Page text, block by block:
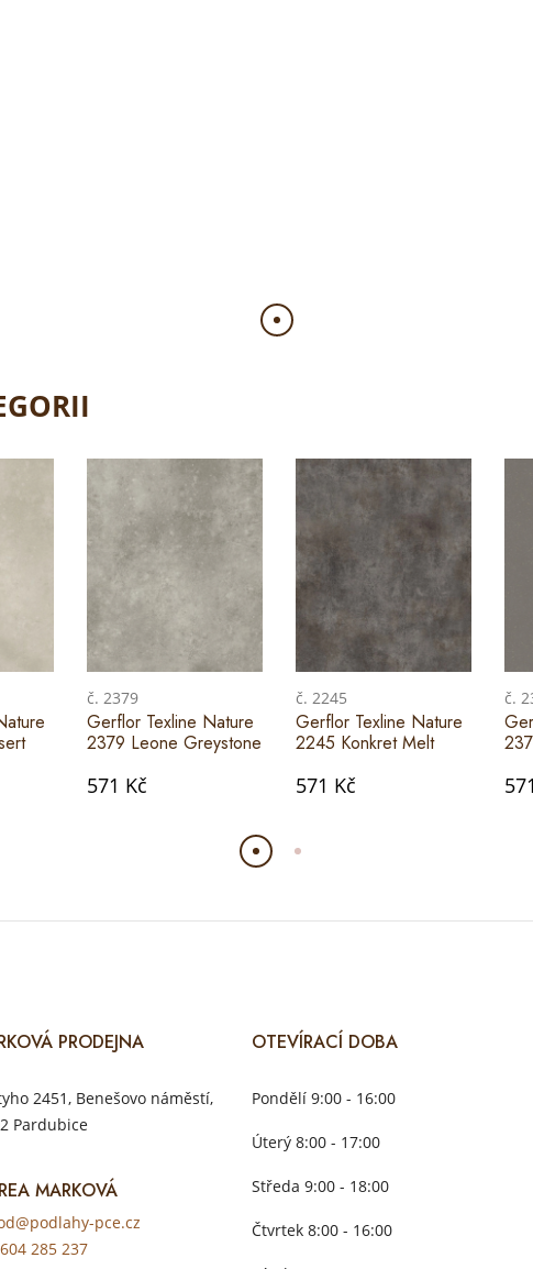
č. 2379
Gerflor Texline Nature
2379 Leone Greystone
571 Kč
č. 2245
Gerflor Texline Nature
2245 Konkret Melt
571 Kč
č.
PRODEJNA
2451, Benešovo náměstí,
Pardubice
MARKOVÁ
pce.cz
285 237
OTEVÍRACÍ DOBA
Pondělí 9:00 - 16:00
Úterý 8:00 - 17:00
Středa 9:00 - 18:00
Čtvrtek 8:00 - 16:00